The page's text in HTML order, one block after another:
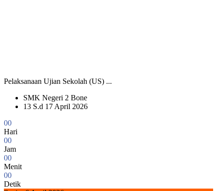
Pelaksanaan Ujian Sekolah (US) ...
SMK Negeri 2 Bone
13 S.d 17 April 2026
00
Hari
00
Jam
00
Menit
00
Detik